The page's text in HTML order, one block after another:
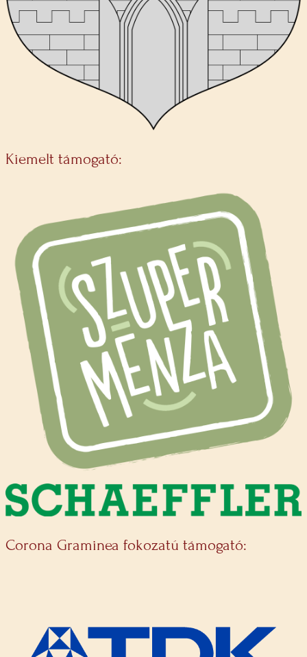
Kiemelt támogató:
Corona Graminea fokozatú támogató: